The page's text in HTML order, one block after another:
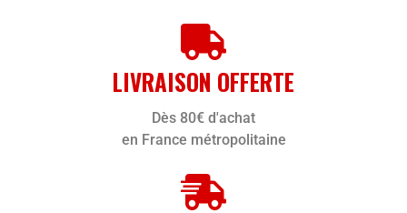
LIVRAISON OFFERTE
Dès 80€ d'achat
en France métropolitaine